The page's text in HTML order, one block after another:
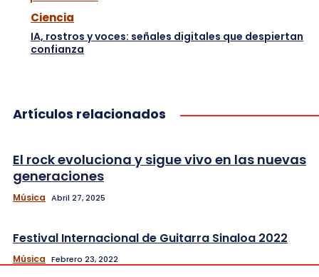
Ciencia
IA, rostros y voces: señales digitales que despiertan
confianza
Artículos relacionados
El rock evoluciona y sigue vivo en las nuevas
generaciones
Música Abril 27, 2025
Festival Internacional de Guitarra Sinaloa 2022
Música Febrero 23, 2022